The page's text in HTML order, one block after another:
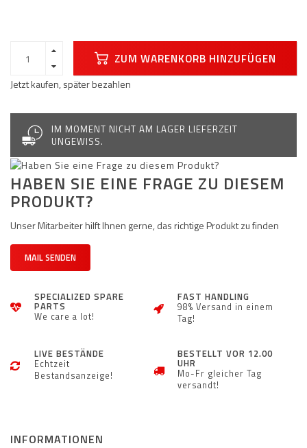
ZUM WARENKORB HINZUFÜGEN
Jetzt kaufen, später bezahlen
IM MOMENT NICHT AM LAGER LIEFERZEIT
UNGEWISS.
HABEN SIE EINE FRAGE ZU DIESEM
PRODUKT?
Unser Mitarbeiter hilft Ihnen gerne, das richtige Produkt zu finden
MAIL SENDEN
SPECIALIZED SPARE
PARTS
We care a lot!
FAST HANDLING
98% Versand in einem
Tag!
LIVE BESTÄNDE
Echtzeit
Bestandsanzeige!
BESTELLT VOR 12.00
UHR
Mo-Fr gleicher Tag
versandt!
INFORMATIONEN